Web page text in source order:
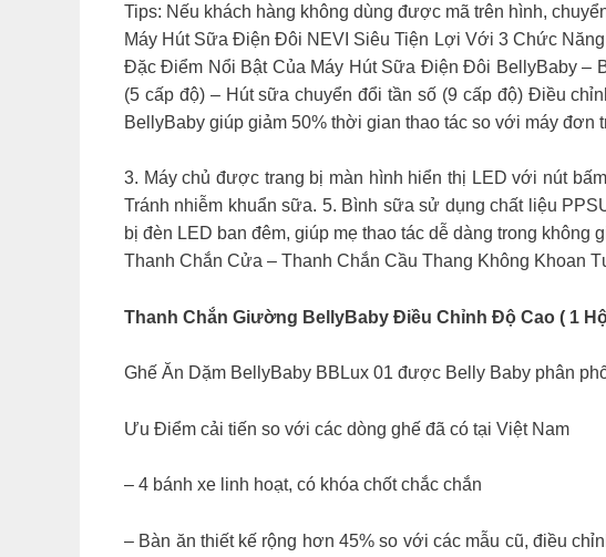
Tips: Nếu khách hàng không dùng được mã trên hình,
Máy Hút Sữa Điện Đôi NEVI Siêu Tiện Lợi Với 3 Chức
Đặc Điểm Nổi Bật Của Máy Hút Sữa Điện Đôi BellyBaby –
(5 cấp độ) – Hút sữa chuyển đổi tần số (9 cấp độ) Điều
BellyBaby giúp giảm 50% thời gian thao tác so với máy đơn
3. Máy chủ được trang bị màn hình hiển thị LED với nút
Tránh nhiễm khuẩn sữa. 5. Bình sữa sử dụng chất liệu
bị đèn LED ban đêm, giúp mẹ thao tác dễ dàng trong không
Thanh Chắn Cửa – Thanh Chắn Cầu Thang Không Khoan
Thanh Chắn Giường BellyBaby Điều Chỉnh Độ Cao ( 1
Ghế Ăn Dặm BellyBaby BBLux 01 được Belly Baby phân
Ưu Điểm cải tiến so với các dòng ghế đã có tại Việt Nam
– 4 bánh xe linh hoạt, có khóa chốt chắc chắn
– Bàn ăn thiết kế rộng hơn 45% so với các mẫu cũ, điều